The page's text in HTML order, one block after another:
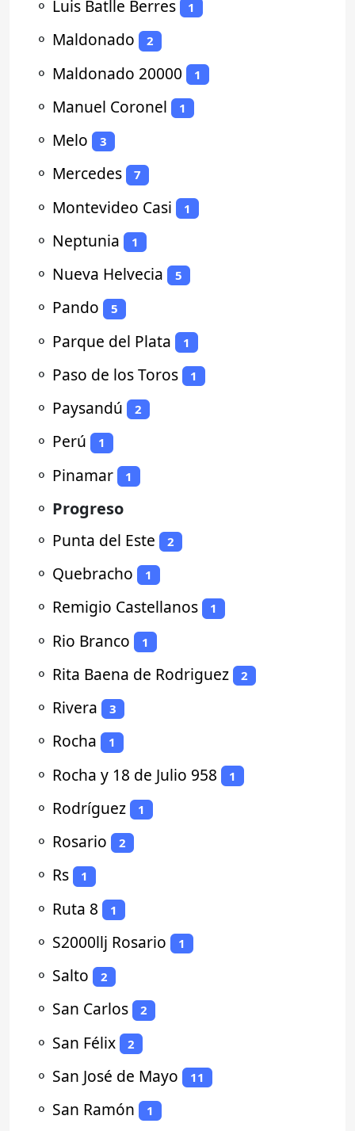
⚬ Luis Batlle Berres 1
⚬ Maldonado 2
⚬ Maldonado 20000 1
⚬ Manuel Coronel 1
⚬ Melo 3
⚬ Mercedes 7
⚬ Montevideo Casi 1
⚬ Neptunia 1
⚬ Nueva Helvecia 5
⚬ Pando 5
⚬ Parque del Plata 1
⚬ Paso de los Toros 1
⚬ Paysandú 2
⚬ Perú 1
⚬ Pinamar 1
⚬ Progreso
⚬ Punta del Este 2
⚬ Quebracho 1
⚬ Remigio Castellanos 1
⚬ Rio Branco 1
⚬ Rita Baena de Rodriguez 2
⚬ Rivera 3
⚬ Rocha 1
⚬ Rocha y 18 de Julio 958 1
⚬ Rodríguez 1
⚬ Rosario 2
⚬ Rs 1
⚬ Ruta 8 1
⚬ S2000llj Rosario 1
⚬ Salto 2
⚬ San Carlos 2
⚬ San Félix 2
⚬ San José de Mayo 11
⚬ San Ramón 1